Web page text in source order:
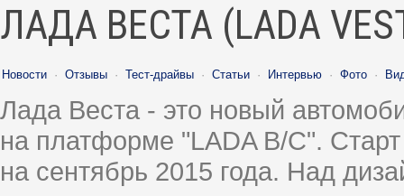
ЛАДА ВЕСТА (LADA
Новости · Отзывы · Тест-драйвы · Статьи · Интервью · Фото ·
Лада Веста - это новый
на платформе "LADA B/C".
на сентябрь 2015 года. Над